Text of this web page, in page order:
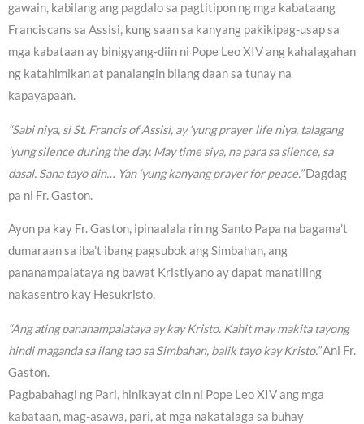
gawain, kabilang ang pagdalo sa pagtitipon ng mga kabataang
Franciscans sa Assisi, kung saan sa kanyang pakikipag-usap sa
mga kabataan ay binigyang-diin ni Pope Leo XIV ang kahalagahan
ng katahimikan at panalangin bilang daan sa tunay na
kapayapaan.
“Sabi niya, si St. Francis of Assisi, ay ‘yung prayer life niya, talagang
‘yung silence during the day. May time siya, na para sa silence, sa
dasal. Sana tayo din… Yan ‘yung kanyang prayer for peace.”Dagdag
pa ni Fr. Gaston.
Ayon pa kay Fr. Gaston, ipinaalala rin ng Santo Papa na bagama’t
dumaraan sa iba’t ibang pagsubok ang Simbahan, ang
pananampalataya ng bawat Kristiyano ay dapat manatiling
nakasentro kay Hesukristo.
“Ang ating pananampalataya ay kay Kristo. Kahit may makita tayong
hindi maganda sa ilang tao sa Simbahan, balik tayo kay Kristo.”Ani Fr.
Gaston.
Pagbabahagi ng Pari, hinikayat din ni Pope Leo XIV ang mga
kabataan, mag-asawa, pari, at mga nakatalaga sa buhay